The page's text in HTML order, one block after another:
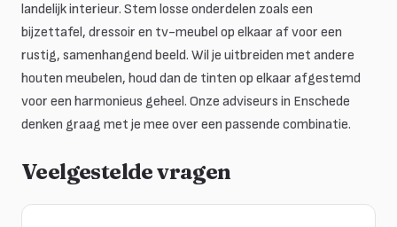
landelijk interieur. Stem losse onderdelen zoals een
bijzettafel, dressoir en tv-meubel op elkaar af voor een
rustig, samenhangend beeld. Wil je uitbreiden met andere
houten meubelen, houd dan de tinten op elkaar afgestemd
voor een harmonieus geheel. Onze adviseurs in Enschede
denken graag met je mee over een passende combinatie.
Veelgestelde vragen